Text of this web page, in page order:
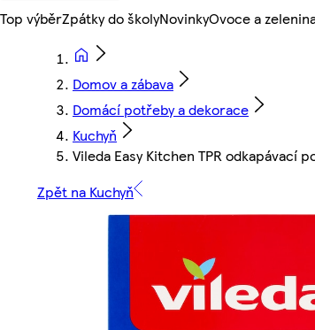
Top výběrZpátky do školyNovinkyOvoce a
Domov a zábava
Domácí potřeby a dekorace
Kuchyň
Vileda Easy Kitchen TPR odkapávací
Zpět na Kuchyň